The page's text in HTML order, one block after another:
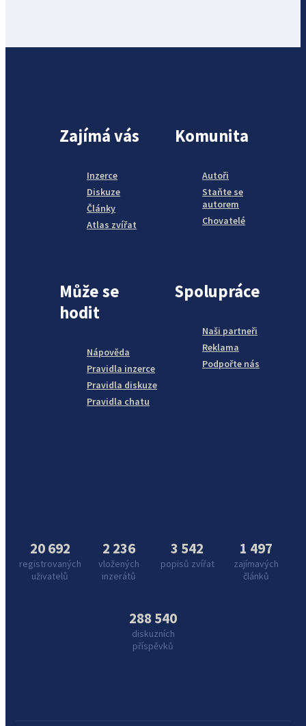
Zajímá vás
Inzerce
Diskuze
Články
Atlas zvířat
Komunita
Autoři
Staňte se
autorem
Chovatelé
Může se
hodit
Nápověda
Pravidla inzerce
Pravidla diskuze
Pravidla chatu
Spolupráce
Naši partneři
Reklama
Podpořte nás
20 692
registrovaných
uživatelů
2 236
vložených
inzerátů
3 542
popisů zvířat
1 497
zajímavých
článků
288 540
diskuzních
příspěvků